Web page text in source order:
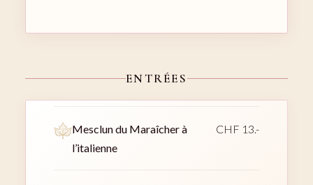
ENTRÉES
Mesclun du Maraîcher à
l’italienne
CHF 13.-